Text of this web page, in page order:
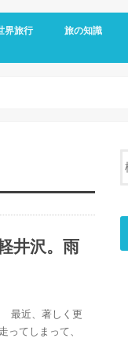
界旅行
ストラリア
リピン
旅の知識
移動情報
国境情報
国別情報
帰国後
井沢。雨
最近、著しく更
ってしまって、